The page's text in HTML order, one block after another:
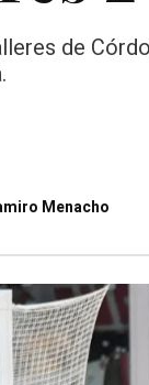
de
Menacho